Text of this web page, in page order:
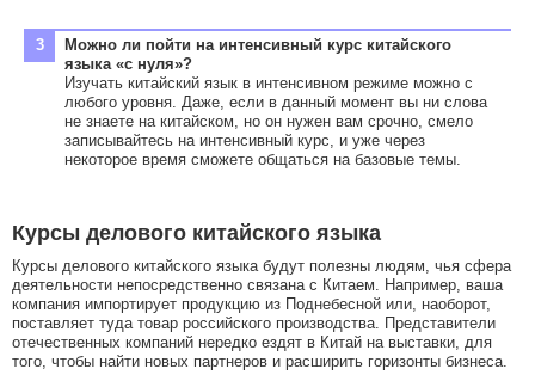
Можно ли пойти на интенсивный курс китайского
языка «с нуля»?
Изучать китайский язык в интенсивном режиме можно с
любого уровня. Даже, если в данный момент вы ни слова
не знаете на китайском, но он нужен вам срочно, смело
записывайтесь на интенсивный курс, и уже через
некоторое время сможете общаться на базовые темы.
Курсы делового китайского языка
Курсы делового китайского языка будут полезны людям, чья сфера
деятельности непосредственно связана с Китаем. Например, ваша
компания импортирует продукцию из Поднебесной или, наоборот,
поставляет туда товар российского производства. Представители
отечественных компаний нередко ездят в Китай на выставки, для
того, чтобы найти новых партнеров и расширить горизонты бизнеса.